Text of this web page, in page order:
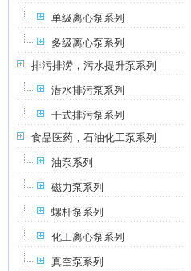
单级离心泵系列
多级离心泵系列
排污排涝，污水提升泵系列
潜水排污泵系列
干式排污泵系列
食品医药，石油化工泵系列
油泵系列
磁力泵系列
螺杆泵系列
化工离心泵系列
真空泵系列